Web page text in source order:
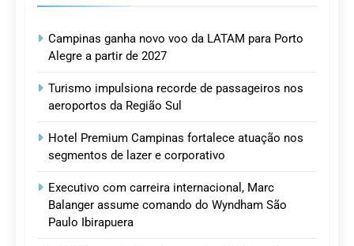
Campinas ganha novo voo da LATAM para Porto
Alegre a partir de 2027
Turismo impulsiona recorde de passageiros nos
aeroportos da Região Sul
Hotel Premium Campinas fortalece atuação nos
segmentos de lazer e corporativo
Executivo com carreira internacional, Marc
Balanger assume comando do Wyndham São
Paulo Ibirapuera